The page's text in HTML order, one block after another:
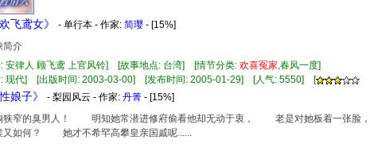
欢飞鸢女》 - 单行本 - 作家: 简璎 - [15%]
简介
: 安律人 顾飞鸢 上官风铃] [故事地点: 台湾] [情节分类: 欢喜冤家,春风一度]
: 现代] [出版时间: 2003-03-00] [发布时间: 2005-01-29] [人气: 5550] [
娘子》 - 梨园风云 - 作家: 丹菁 - [15%]
窄的臭男人！ 明知她常潜进修府偷看他却无动于衷， 老是对她板着一张脸
又如何？ 她才不希罕高攀皇亲国戚呢......